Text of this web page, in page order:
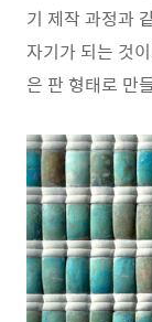
기 제작 과정과
자기가 되는 것
은 판 형태로 만